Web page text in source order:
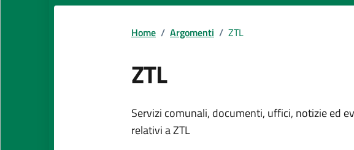
Home / Argomenti / ZTL
ZTL
Dettagli
Servizi comunali, documenti, uffici, notizie ed
relativi a ZTL